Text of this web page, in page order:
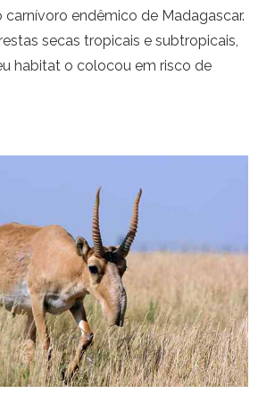
endêmico de Madagascar.
secas tropicais e subtropicais,
habitat o colocou em risco de